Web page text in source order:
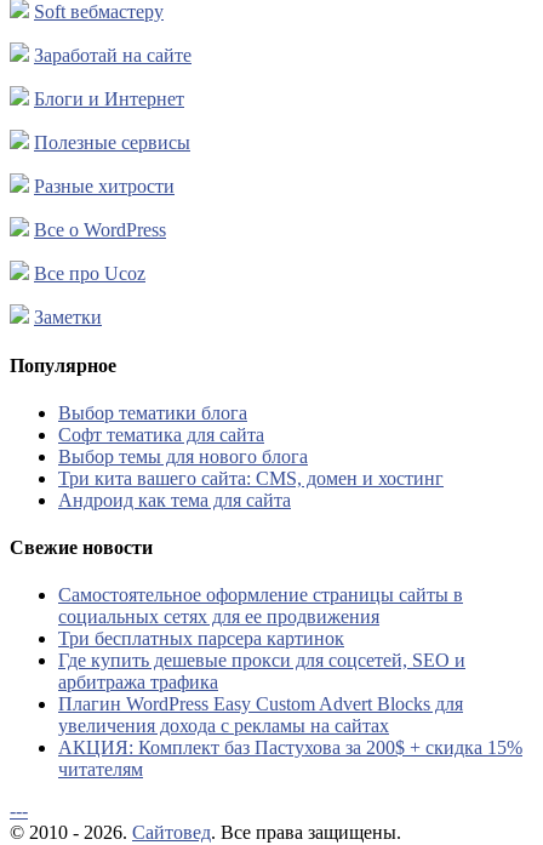
Soft вебмастеру
Заработай на сайте
Блоги и Интернет
Полезные сервисы
Разные хитрости
Все о WordPress
Все про Ucoz
Заметки
Популярное
Выбор тематики блога
Софт тематика для сайта
Выбор темы для нового блога
Три кита вашего сайта: CMS, домен и хостинг
Андроид как тема для сайта
Свежие новости
Самостоятельное оформление страницы сайты в
социальных сетях для ее продвижения
Три бесплатных парсера картинок
Где купить дешевые прокси для соцсетей, SEO и
арбитража трафика
Плагин WordPress Easy Custom Advert Blocks для
увеличения дохода с рекламы на сайтах
АКЦИЯ: Комплект баз Пастухова за 200$ + скидка 15%
читателям
---
© 2010 - 2026. Сайтовед. Все права защищены.